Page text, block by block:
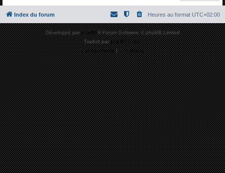
e
r
Index du forum Heures au format UTC+02:00
Développé parphpBB® Forum Software © phpBB Limited
Traduit parphpBB-fr.com
Confidentialité|Conditions